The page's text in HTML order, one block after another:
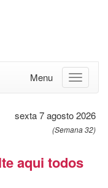
Menu
sexta 7 agosto 2026
(Semana 32)
aqui todos